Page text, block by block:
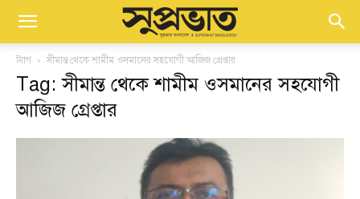
ট্যাগ সীমান্ত থেকে শামীম ওসমানের সহযোগী আজিজ গ্রেপ্তার
Tag: সীমান্ত থেকে শামীম ওসমানের সহযোগী
আজিজ গ্রেপ্তার